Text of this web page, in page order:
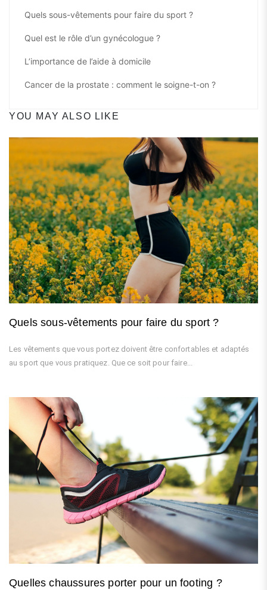
Quels sous-vêtements pour faire du sport ?
Quel est le rôle d’un gynécologue ?
L’importance de l’aide à domicile
Cancer de la prostate : comment le soigne-t-on ?
YOU MAY ALSO LIKE
Quels sous-vêtements pour faire du sport ?
Les vêtements que vous portez doivent être confortables et adaptés
au sport que vous pratiquez. Que ce soit pour faire...
Quelles chaussures porter pour un footing ?